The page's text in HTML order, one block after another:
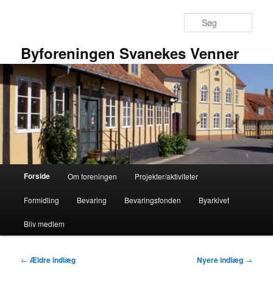
Byforeningen Svanekes Venner
Hovedmenu
Forside Om foreningen Projekter/aktiviteter
Formidling Bevaring Bevaringsfonden Byarkivet
Bliv medlem
Indlægsnavigation
← Ældre indlæg Nyere indlæg →